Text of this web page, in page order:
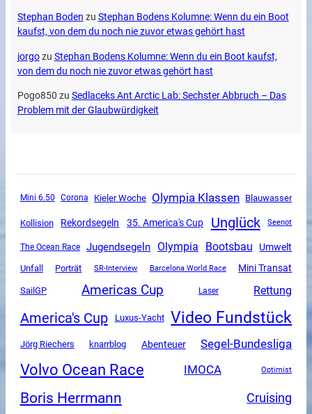
Stephan Boden zu Stephan Bodens Kolumne: Wenn du ein Boot
kaufst, von dem du noch nie zuvor etwas gehört hast
jorgozu Stephan Bodens Kolumne: Wenn du ein Boot kaufst,
von dem du noch nie zuvor etwas gehört hast
Pogo850 zu Sedlaceks Ant Arctic Lab: Sechster Abbruch – Das
Problem mit der Glaubwürdigkeit
Mini 6.50 Corona Kieler Woche Olympia Klassen Blauwasser
Kollision Rekordsegeln 35. America's Cup Unglück Seenot
The Ocean Race Jugendsegeln Olympia Bootsbau Umwelt
Unfall Porträt SR-Interview Barcelona World Race Mini Transat
SailGP Americas Cup Laser Rettung
America's Cup Luxus-Yacht Video Fundstück
Jörg Riechers knarrblog Abenteuer Segel-Bundesliga
Volvo Ocean Race IMOCA Optimist
Boris Herrmann Cruising